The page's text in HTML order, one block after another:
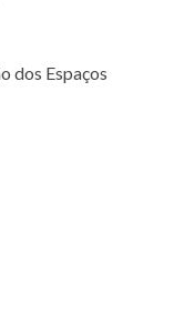
dos Espaços